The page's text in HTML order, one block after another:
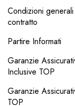
Condizioni
contratto
Partire Informati
Garanzie
Inclusive TOP
Garanzie
TOP